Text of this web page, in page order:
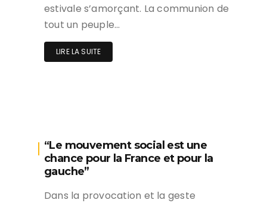
estivale s’amorçant. La communion de
tout un peuple…
LIRE LA SUITE
“Le mouvement social est une
chance pour la France et pour la
gauche”
Dans la provocation et la geste